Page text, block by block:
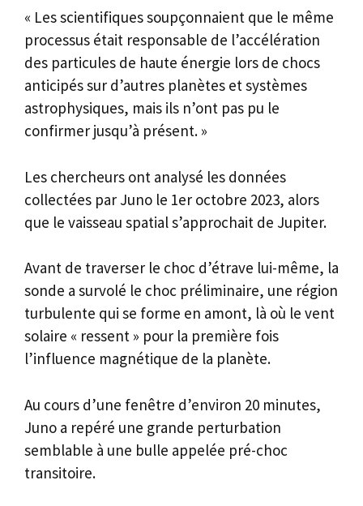
« Les scientifiques soupçonnaient que le même
processus était responsable de l’accélération
des particules de haute énergie lors de chocs
anticipés sur d’autres planètes et systèmes
astrophysiques, mais ils n’ont pas pu le
confirmer jusqu’à présent. »
Les chercheurs ont analysé les données
collectées par Juno le 1er octobre 2023, alors
que le vaisseau spatial s’approchait de Jupiter.
Avant de traverser le choc d’étrave lui-même, la
sonde a survolé le choc préliminaire, une région
turbulente qui se forme en amont, là où le vent
solaire « ressent » pour la première fois
l’influence magnétique de la planète.
Au cours d’une fenêtre d’environ 20 minutes,
Juno a repéré une grande perturbation
semblable à une bulle appelée pré-choc
transitoire.